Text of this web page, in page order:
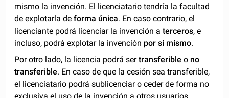
mismo la invención. El licenciatario tendría la facultad
de explotarla deforma única. En caso contrario, el
licenciante podrá licenciar la invención aterceros, e
incluso, podrá explotar la invención por sí mismo.
Por otro lado, la licencia podrá sertransferible o no
transferible. En caso de que la cesión sea transferible,
el licenciatario podrá sublicenciar o ceder de forma no